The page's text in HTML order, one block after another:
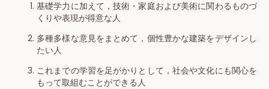
基礎学力に加えて，技術・家庭および美術に関わるものづ
くりや表現が得意な人
多種多様な意見をまとめて，個性豊かな建築をデザインし
たい人
これまでの学習を足がかりとして，社会や文化にも関心を
もって取組むことができる人